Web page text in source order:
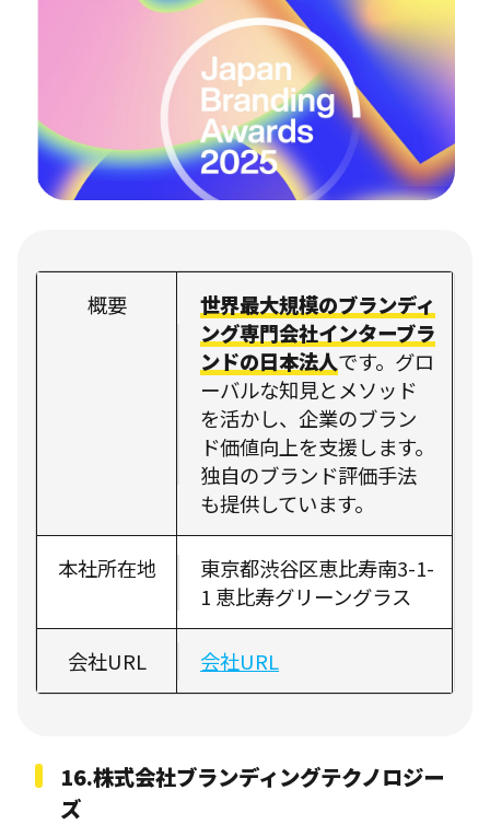
概要
世界最大規模のブランディ
ング専門会社インターブラ
ンドの日本法人です。グロ
ーバルな知見とメソッド
を活かし、企業のブラン
ド価値向上を支援します。
独自のブランド評価手法
も提供しています。
本社所在地
東京都渋谷区恵比寿南3-1-
1 恵比寿グリーングラス
会社URL 会社URL
16.株式会社ブランディングテクノロジー
ズ